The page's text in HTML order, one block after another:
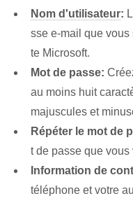
Nom d'utilisateur:
sse e-mail que
te Microsoft.
Mot de passe:
au moins huit
majuscules et
Répéter le mot de
t de passe que vous
Information de
téléphone et votre